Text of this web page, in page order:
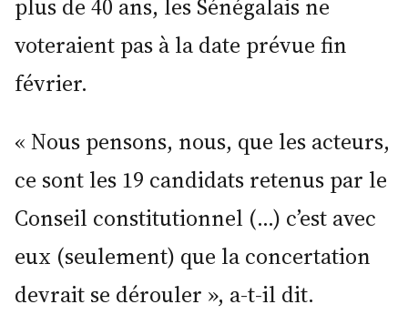
plus de 40 ans, les Sénégalais ne
voteraient pas à la date prévue fin
février.
« Nous pensons, nous, que les acteurs,
ce sont les 19 candidats retenus par le
Conseil constitutionnel (…) c’est avec
eux (seulement) que la concertation
devrait se dérouler », a-t-il dit.